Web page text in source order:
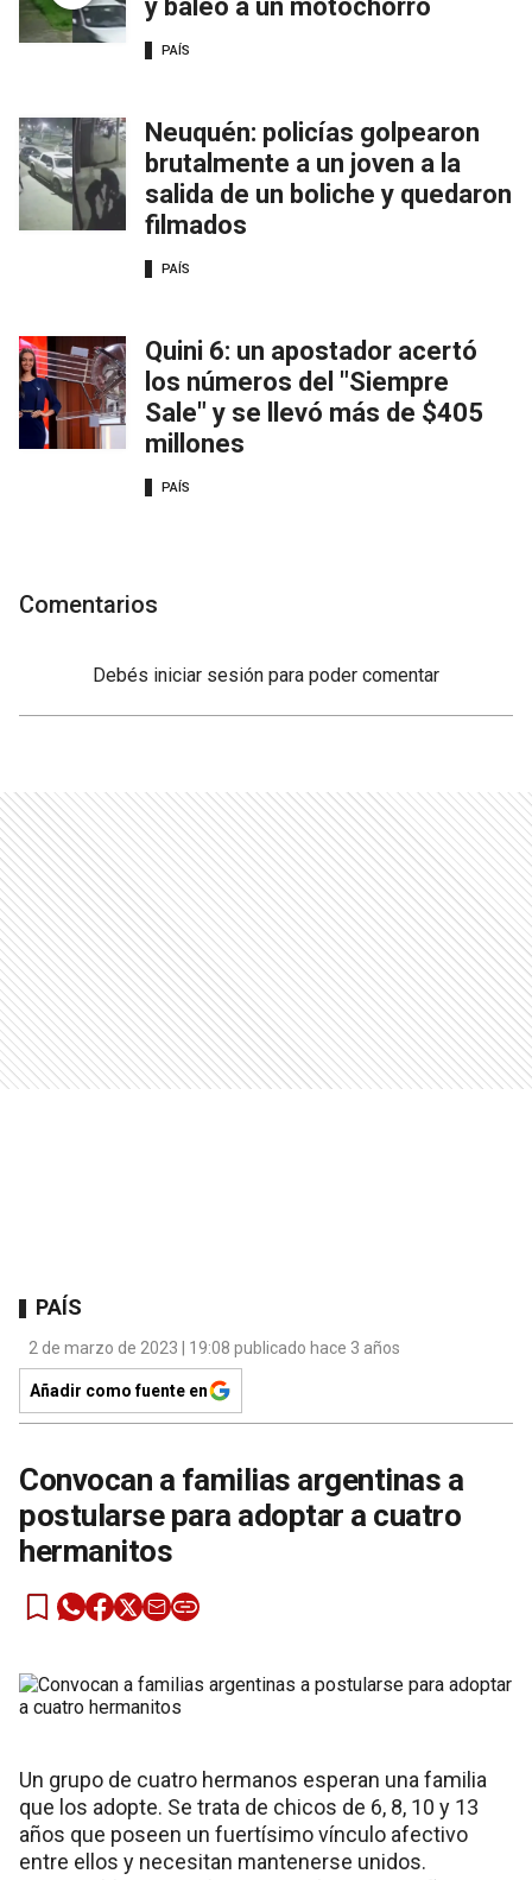
y baleó a un motochorro
PAÍS
Neuquén: policías golpearon
brutalmente a un joven a la
salida de un boliche y quedaron
filmados
PAÍS
Quini 6: un apostador acertó
los números del "Siempre
Sale" y se llevó más de $405
millones
PAÍS
Comentarios
Debés iniciar sesión para poder comentar
PAÍS
2 de marzo de 2023 | 19:08 publicado hace 3 años
Añadir como fuente en
Convocan a familias argentinas a
postularse para adoptar a cuatro
hermanitos
Un grupo de cuatro hermanos esperan una familia
que los adopte. Se trata de chicos de 6, 8, 10 y 13
años que poseen un fuertísimo vínculo afectivo
entre ellos y necesitan mantenerse unidos.